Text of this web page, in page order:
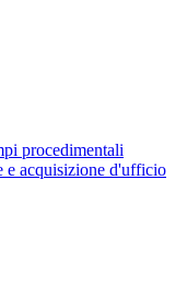
procedimentali
e acquisizione d'ufficio